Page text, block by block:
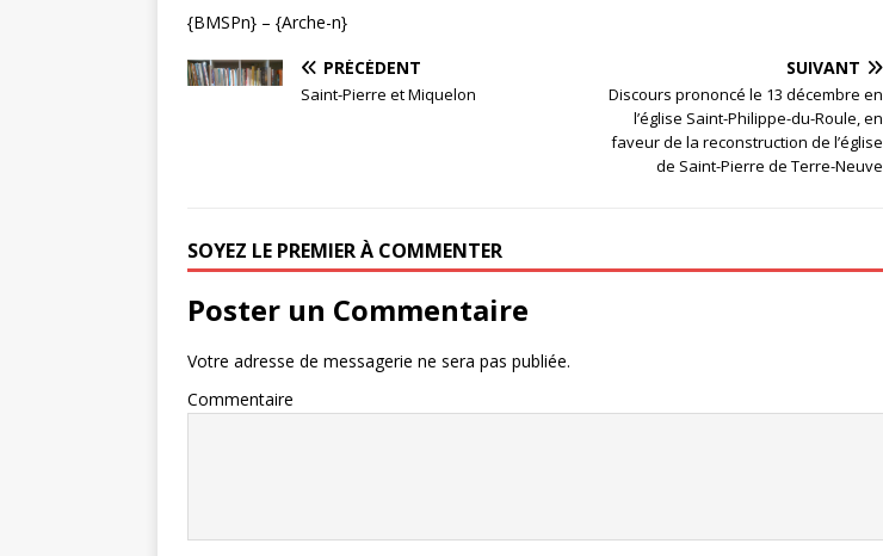
{BMSPn} – {Arche-n}
PRÉCÉDENT
Saint-Pierre et Miquelon
SUIVANT
Discours prononcé le 13 décembre en
l’église Saint-Philippe-du-Roule, en
faveur de la reconstruction de l’église
de Saint-Pierre de Terre-Neuve
SOYEZ LE PREMIER À COMMENTER
Poster un Commentaire
Votre adresse de messagerie ne sera pas publiée.
Commentaire